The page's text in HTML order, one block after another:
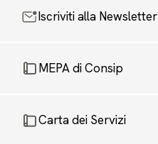
Iscriviti alla Newsletter
MEPA di Consip
Carta dei Servizi